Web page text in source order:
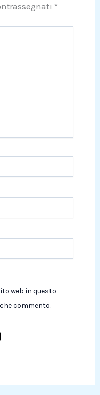
*
web in questo
commento.